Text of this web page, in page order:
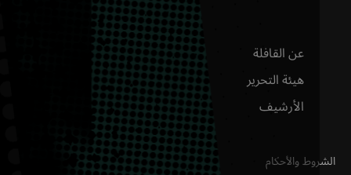
عن القافلة
هيئة التحرير
الأرشيف
موقع أرامكو السعودية
مجلة أرامكو وورلد
بالإنجليزية
مركز إثراء
والأحكام